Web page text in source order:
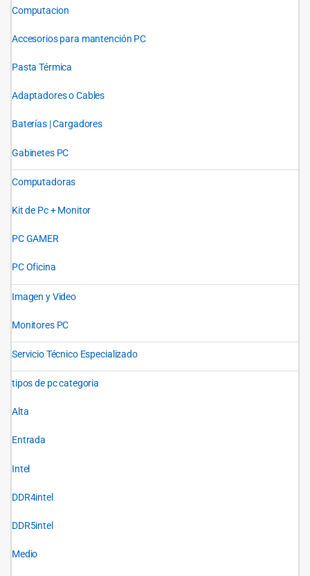
Computacion
Accesorios para mantención PC
Pasta Térmica
Adaptadores o Cables
Baterías | Cargadores
Gabinetes PC
Computadoras
Kit de Pc + Monitor
PC GAMER
PC Oficina
Imagen y Video
Monitores PC
Servicio Técnico Especializado
tipos de pc categoria
Alta
Entrada
Intel
DDR4intel
DDR5intel
Medio